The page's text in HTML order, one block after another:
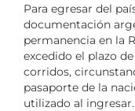
Para egresar del
documentación
permanencia en la
excedido el plazo de
corridos,
pasaporte de la
utilizado al ingresar.